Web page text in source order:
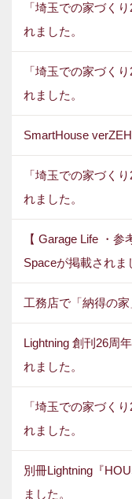
「埼玉での家づく
れました。
「埼玉での家づく
れました。
SmartHouse
「埼玉での家づく
れました。
【 Garage Life ・
Spaceが掲載されま
工務店で「納得の
Lightning 創刊26周
れました。
「埼玉での家づく
れました。
別冊Lightning『
ました。